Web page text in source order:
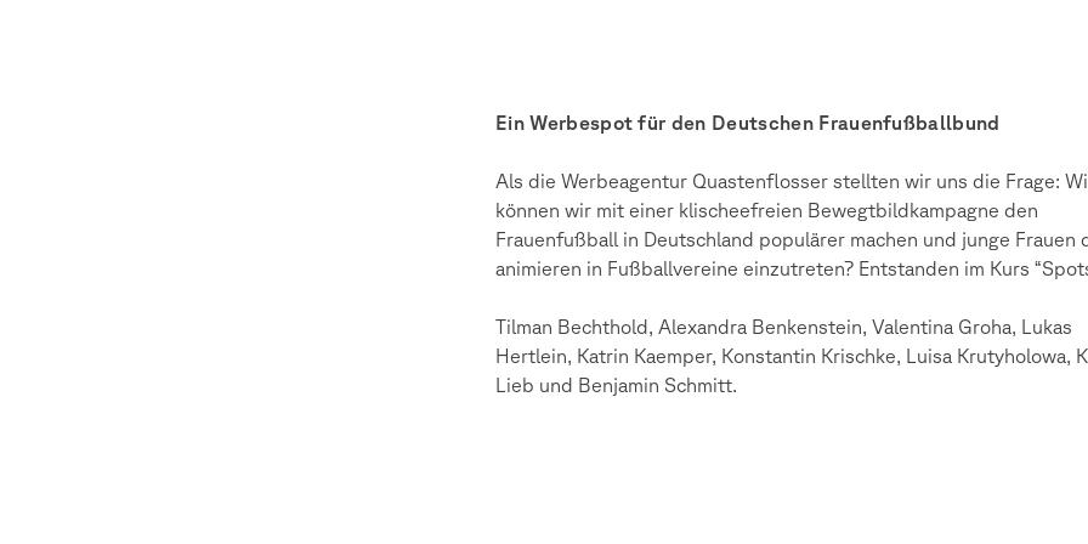
Ein Werbespot für den Deutschen Frauenfußballbund
Als die Werbeagentur Quastenflosser stellten wir uns die Frage:
können wir mit einer klischeefreien Bewegtbildkampagne den
Frauenfußball in Deutschland populärer machen und junge Frauen
animieren in Fußballvereine einzutreten? Entstanden im Kurs
Tilman Bechthold, Alexandra Benkenstein, Valentina Groha, Lukas
Hertlein, Katrin Kaemper, Konstantin Krischke, Luisa Krutyholowa,
Lieb und Benjamin Schmitt.